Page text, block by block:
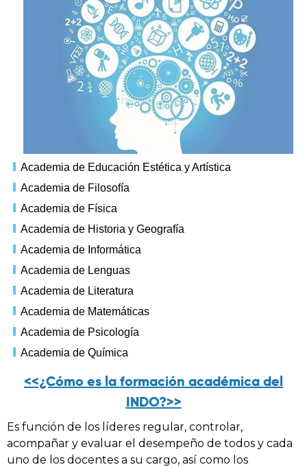
Academia de Educación Estética y Artística
Academia de Filosofía
Academia de Física
Academia de Historia y Geografía
Academia de Informática
Academia de Lenguas
Academia de Literatura
Academia de Matemáticas
Academia de Psicología
Academia de Química
<<¿Cómo es la formación académica del
INDO?>>
Es función de los líderes regular, controlar,
acompañar y evaluar el desempeño de todos y cada
uno de los docentes a su cargo, así como los